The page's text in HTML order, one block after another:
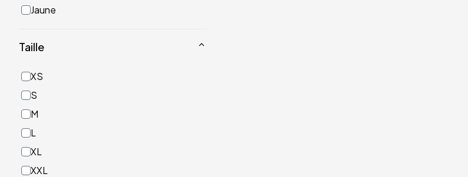
Jaune
Or
Taille
XS
S
M
L
XL
XXL